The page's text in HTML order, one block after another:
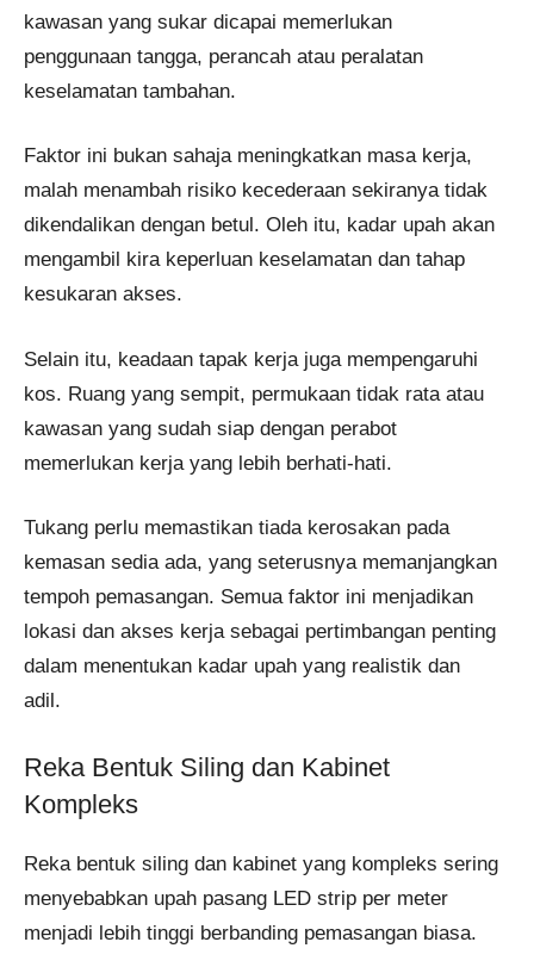
kawasan yang sukar dicapai memerlukan
penggunaan tangga, perancah atau peralatan
keselamatan tambahan.
Faktor ini bukan sahaja meningkatkan masa kerja,
malah menambah risiko kecederaan sekiranya tidak
dikendalikan dengan betul. Oleh itu, kadar upah akan
mengambil kira keperluan keselamatan dan tahap
kesukaran akses.
Selain itu, keadaan tapak kerja juga mempengaruhi
kos. Ruang yang sempit, permukaan tidak rata atau
kawasan yang sudah siap dengan perabot
memerlukan kerja yang lebih berhati-hati.
Tukang perlu memastikan tiada kerosakan pada
kemasan sedia ada, yang seterusnya memanjangkan
tempoh pemasangan. Semua faktor ini menjadikan
lokasi dan akses kerja sebagai pertimbangan penting
dalam menentukan kadar upah yang realistik dan
adil.
Reka Bentuk Siling dan Kabinet
Kompleks
Reka bentuk siling dan kabinet yang kompleks sering
menyebabkan upah pasang LED strip per meter
menjadi lebih tinggi berbanding pemasangan biasa.